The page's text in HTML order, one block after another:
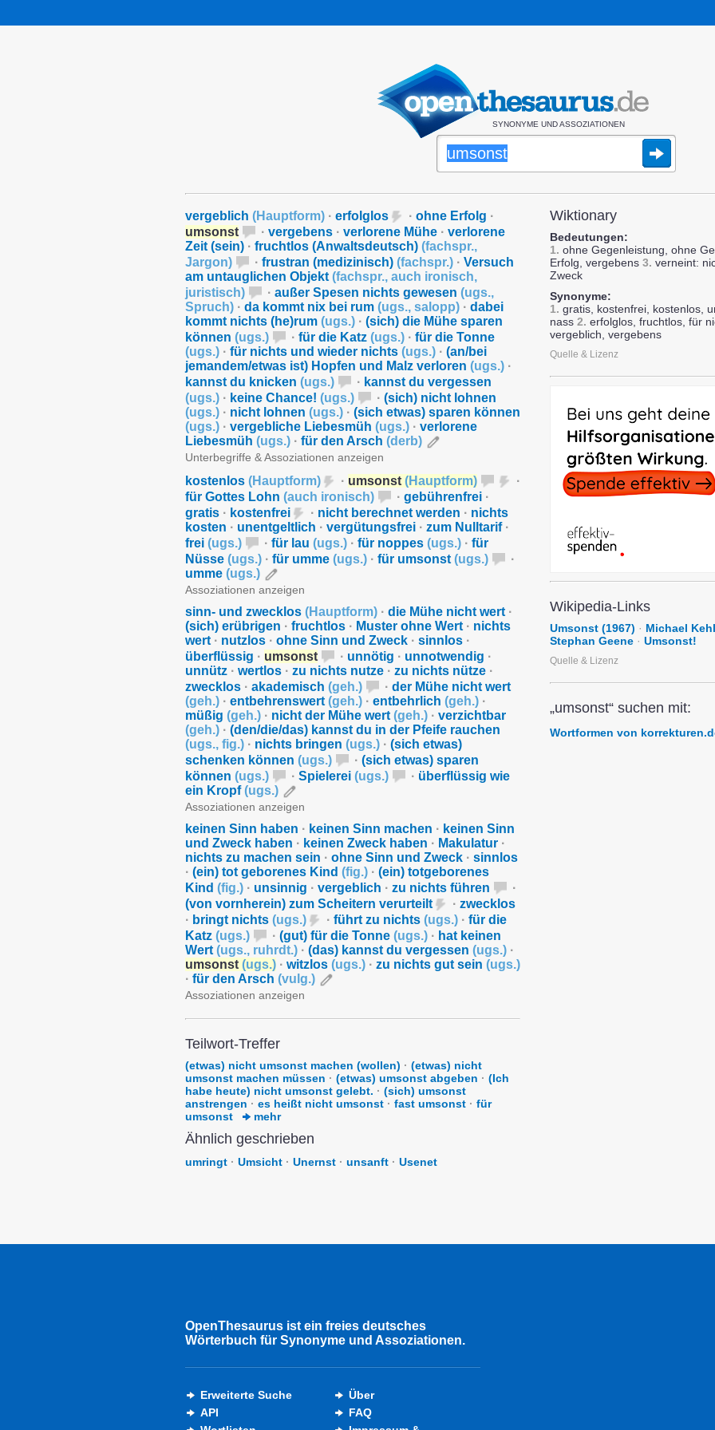
SYNONYME UND ASSOZIATIONEN
vergeblich (Hauptform) · erfolglos · ohne Erfolg ·
umsonst
· vergebens · verlorene Mühe · verlorene
Zeit (sein) · fruchtlos (Anwaltsdeutsch) (fachspr.,
Jargon) · frustran (medizinisch) (fachspr.) · Versuch
am untauglichen Objekt (fachspr., auch ironisch,
juristisch) · außer Spesen nichts gewesen (ugs.,
Spruch) · da kommt nix bei rum (ugs., salopp) · dabei
kommt nichts (he)rum (ugs.) · (sich) die Mühe sparen
können (ugs.) · für die Katz (ugs.) · für die Tonne
(ugs.) · für nichts und wieder nichts (ugs.) · (an/bei
jemandem/etwas ist) Hopfen und Malz verloren (ugs.) ·
kannst du knicken (ugs.) · kannst du vergessen
(ugs.) · keine Chance! (ugs.) · (sich) nicht lohnen
(ugs.) · nicht lohnen (ugs.) · (sich etwas) sparen können
(ugs.) · vergebliche Liebesmüh (ugs.) · verlorene
Liebesmüh (ugs.) · für den Arsch (derb)
Unterbegriffe & Assoziationen anzeigen
kostenlos (Hauptform) · umsonst (Hauptform)
·
für Gottes Lohn (auch ironisch) · gebührenfrei ·
gratis · kostenfrei · nicht berechnet werden · nichts
kosten · unentgeltlich · vergütungsfrei · zum Nulltarif ·
frei (ugs.) · für lau (ugs.) · für noppes (ugs.) · für
Nüsse (ugs.) · für umme (ugs.) · für umsonst (ugs.)
·
umme (ugs.)
Assoziationen anzeigen
sinn- und zwecklos (Hauptform) · die Mühe nicht wert ·
(sich) erübrigen · fruchtlos · Muster ohne Wert · nichts
wert · nutzlos · ohne Sinn und Zweck · sinnlos ·
überflüssig · umsonst · unnötig · unnotwendig ·
unnütz · wertlos · zu nichts nutze · zu nichts nütze ·
zwecklos · akademisch (geh.) · der Mühe nicht wert
(geh.) · entbehrenswert (geh.) · entbehrlich (geh.) ·
müßig (geh.) · nicht der Mühe wert (geh.) · verzichtbar
(geh.) · (den/die/das) kannst du in der Pfeife rauchen
(ugs., fig.) · nichts bringen (ugs.) · (sich etwas)
schenken können (ugs.) · (sich etwas) sparen
können (ugs.) · Spielerei (ugs.) · überflüssig wie
ein Kropf(ugs.)
Assoziationen anzeigen
keinen Sinn haben · keinen Sinn machen · keinen Sinn
und Zweck haben · keinen Zweck haben · Makulatur ·
nichts zu machen sein · ohne Sinn und Zweck · sinnlos
· (ein) tot geborenes Kind (fig.) · (ein) totgeborenes
Kind (fig.) · unsinnig · vergeblich · zu nichts führen
·
(von vornherein) zum Scheitern verurteilt
· zwecklos
· bringt nichts (ugs.) · führt zu nichts (ugs.) · für die
Katz (ugs.) · (gut) für die Tonne (ugs.) · hat keinen
Wert (ugs., ruhrdt.) · (das) kannst du vergessen (ugs.) ·
umsonst (ugs.) · witzlos (ugs.) · zu nichts gut sein (ugs.)
· für den Arsch (vulg.)
Assoziationen anzeigen
Teilwort-Treffer
(etwas) nicht umsonst machen (wollen) · (etwas) nicht
umsonst machen müssen · (etwas) umsonst abgeben · (Ich
habe heute) nicht umsonst gelebt. · (sich) umsonst
anstrengen · es heißt nicht umsonst · fast umsonst · für
umsonst
mehr
Ähnlich geschrieben
umringt · Umsicht · Unernst · unsanft · Usenet
Wiktionary
Bedeutungen:
1. ohne Gegenleistung, ohne
Erfolg, vergebens 3. verneint:
Zweck
Synonyme:
1. gratis, kostenfrei, kostenlos,
nass 2. erfolglos, fruchtlos, für
vergeblich, vergebens
Quelle & Lizenz
Wikipedia-Links
Umsonst (1967) · Michael
Stephan Geene · Umsonst!
Quelle & Lizenz
„umsonst“ suchen mit:
Wortformen von
OpenThesaurus ist ein freies deutsches
Wörterbuch für Synonyme und Assoziationen.
Erweiterte Suche
API
Über
FAQ